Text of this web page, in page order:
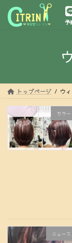
ッ
移
予
トップページ ウ
カラー
ニュース